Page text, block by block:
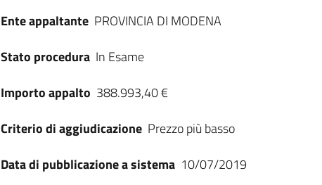
Ente appaltante PROVINCIA DI MODENA
Stato procedura In Esame
Importo appalto 388.993,40 €
Criterio di aggiudicazione Prezzo più basso
Data di pubblicazione a sistema 10/07/2019